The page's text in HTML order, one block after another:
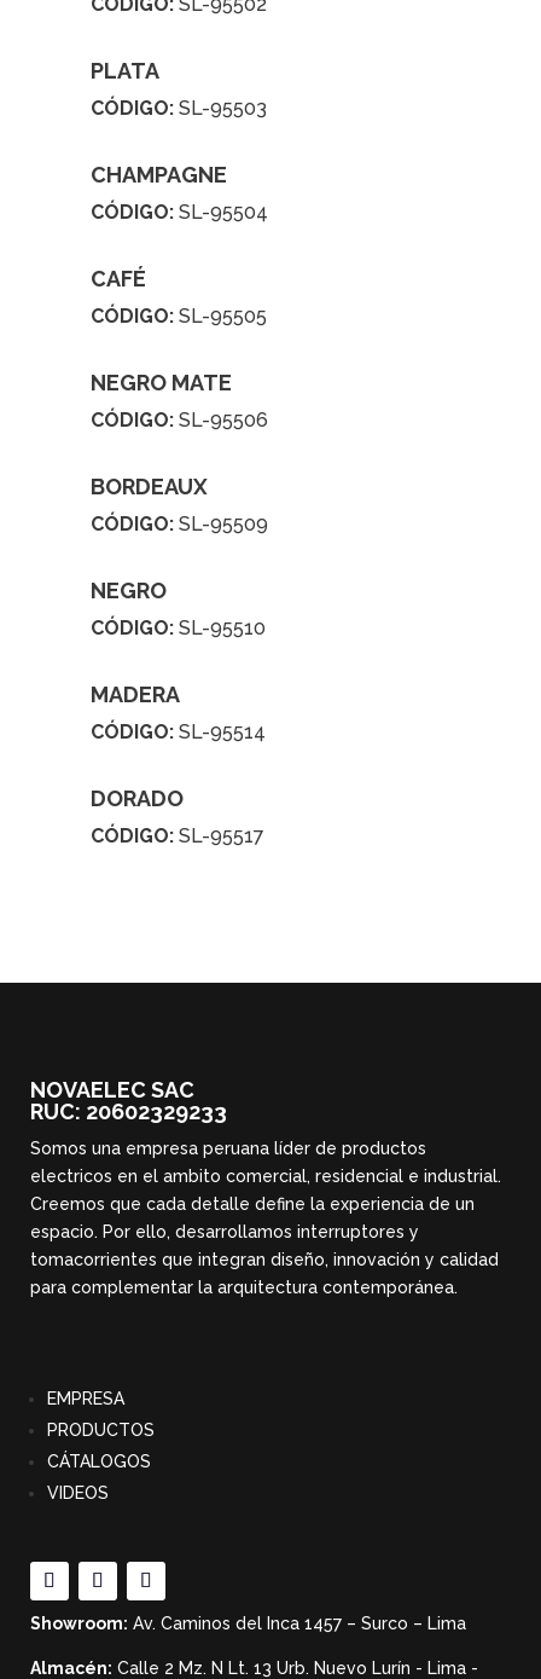
PLATA
CÓDIGO:SL-95503
CHAMPAGNE
CÓDIGO:SL-95504
CAFÉ
CÓDIGO:SL-95505
NEGRO MATE
CÓDIGO:SL-95506
BORDEAUX
CÓDIGO:SL-95509
NEGRO
CÓDIGO:SL-95510
MADERA
CÓDIGO:SL-95514
DORADO
CÓDIGO:SL-95517
NOVAELEC SAC
RUC: 20602329233
Somos una empresa peruana líder de productos
electricos en el ambito comercial, residencial e industrial.
Creemos que cada detalle define la experiencia de un
espacio. Por ello, desarrollamos interruptores y
tomacorrientes que integran diseño, innovación y calidad
para complementar la arquitectura contemporánea.
EMPRESA
PRODUCTOS
CÁTALOGOS
VIDEOS
Showroom: Av. Caminos del Inca 1457 – Surco – Lima
Almacén: Calle 2 Mz. N Lt. 13 Urb. Nuevo Lurín - Lima -